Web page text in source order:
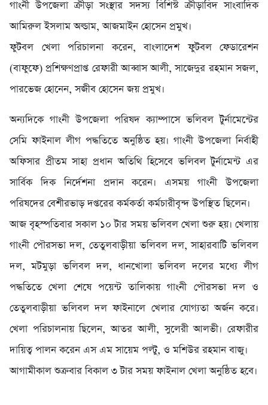
গাংনী উপজেলা ক্রীড়া সংস্থার সদস্য বিশিস্ট ক্রীড়াবিদ সাংবাদিক
আমিরুল ইসলাম অল্ডাম, আজমাইন হোসেন প্রমুখ।
ফুটবল খেলা পরিচালনা করেন, বাংলাদেশ ফুটবল ফেডারেশন
(বাফুফে) প্রশিক্ষণপ্রাপ্ত রেফারী আব্বাস আলী, সাজেদুর রহমান সজল,
পারভেজ হোনেন, সজীব হোসেন জয় প্রমুখ।
অন্যদিকে গাংনী উপজেলা পরিষদ ক্যাম্পাসে ভলিবল টুর্নামেন্টের
সেমি ফাইনাল লীগ পদ্ধতিতে অনুষ্ঠিত হয়। গাংনী উপজেলা নির্বাহী
অফিসার প্রীতম সাহা প্রধান অতিথি হিসেবে ভলিবল টুর্নামেন্ট এর
সার্বিক দিক নির্দেশনা প্রদান করেন। এসময় গাংনী উপজেলা
পরিষদের বেশীরভাড় দপ্তরের কর্মকর্তা কর্মচারীবৃন্দ উপস্থিত ছিলেন।
আজ বৃহস্পতিবার সকাল ১০ টার সময় ভলিবল খেলা শুরু হয়। খেলায়
গাংনী পৌরসভা দল, তেতুলবাড়ীয়া ভলিবল দল, সাহারবাটি ভলিবল
দল, মটমুড়া ভলিবল দল, ধানখোলা ভলিবল দলের মধ্যে লীগ
পদ্ধতিতে খেলা শেষে পয়েন্ট তালিকায় গাংনী পৌরসভা দল ও
তেতুলবাড়ীয়া ভলিবল দল ফাইনালে খেলার যোগ্যতা অর্জন করে।
খেলা পরিচালনায় ছিলেন, আতর আলী, সুলেরী আলভী। রেফারীর
দায়িত্ব পালন করেন এস এম সায়েম পল্টু, ও মশিউর রহমান বাজু।
আগামীকাল শুক্রবার বিকাল ৩ টার সময় ফাইনাল খেলা অনুষ্ঠিত হবে।